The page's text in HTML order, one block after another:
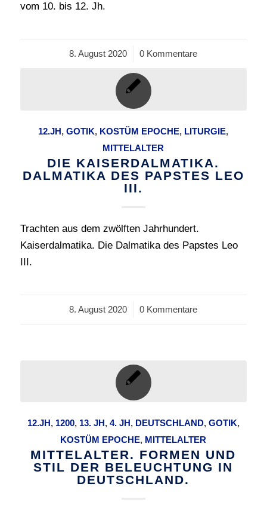
vom 10. bis 12. Jh.
8. August 2020
/ 0 Kommentare
12.JH,GOTIK, KOSTÜM EPOCHE, LITURGIE,
MITTELALTER
DIE KAISERDALMATIKA.
DALMATIKA DES PAPSTES LEO
III.
Trachten aus dem zwölften Jahrhundert.
Kaiserdalmatika. Die Dalmatika des Papstes Leo
III.
8. August 2020
/ 0 Kommentare
12.JH, 1200, 13. JH, 4. JH, DEUTSCHLAND, GOTIK,
KOSTÜM EPOCHE, MITTELALTER
MITTELALTER. FORMEN UND
STIL DER BELEUCHTUNG IN
DEUTSCHLAND.